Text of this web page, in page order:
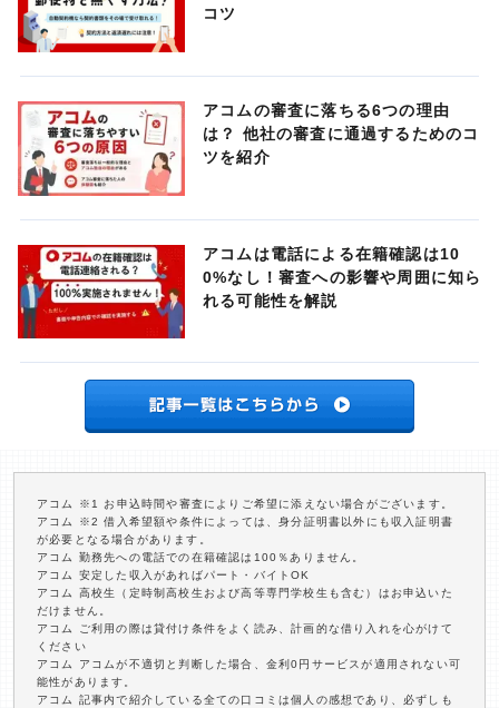
コツ
アコムの審査に落ちる6つの理由
は？ 他社の審査に通過するためのコ
ツを紹介
アコムは電話による在籍確認は10
0%なし！審査への影響や周囲に知ら
れる可能性を解説
アコム ※1 お申込時間や審査によりご希望に添えない場合がございます。
アコム ※2 借入希望額や条件によっては、身分証明書以外にも収入証明書
が必要となる場合があります。
アコム 勤務先への電話での在籍確認は100％ありません。
アコム 安定した収入があればパート・バイトOK
アコム 高校生（定時制高校生および高等専門学校生も含む）はお申込いた
だけません。
アコム ご利用の際は貸付け条件をよく読み、計画的な借り入れを心がけて
ください
アコム アコムが不適切と判断した場合、金利0円サービスが適用されない可
能性があります。
アコム 記事内で紹介している全ての口コミは個人の感想であり、必ずしも